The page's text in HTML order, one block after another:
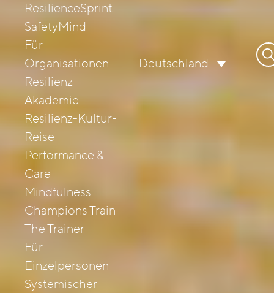
ResilienceSprint
SafetyMind
Für
Organisationen
Resilienz-
Akademie
Resilienz-Kultur-
Reise
Performance &
Care
Mindfulness
Champions Train
The Trainer
Für
Einzelpersonen
Systemischer
Deutschland